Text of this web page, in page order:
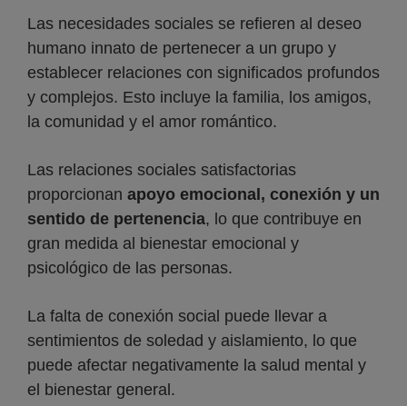
Las necesidades sociales se refieren al deseo
humano innato de pertenecer a un grupo y
establecer relaciones con significados profundos
y complejos. Esto incluye la familia, los amigos,
la comunidad y el amor romántico.
Las relaciones sociales satisfactorias
proporcionan apoyo emocional, conexión y un
sentido de pertenencia, lo que contribuye en
gran medida al bienestar emocional y
psicológico de las personas.
La falta de conexión social puede llevar a
sentimientos de soledad y aislamiento, lo que
puede afectar negativamente la salud mental y
el bienestar general.